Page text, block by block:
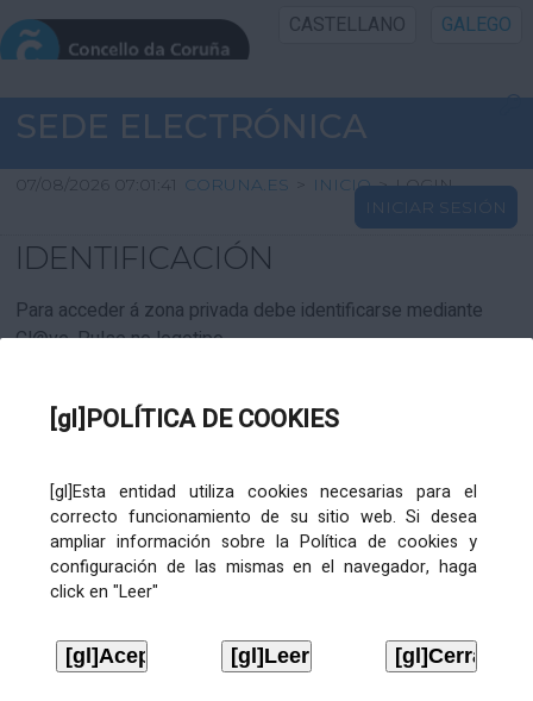
[gl]POLÍTICA DE COOKIES
[gl]Esta entidad utiliza cookies necesarias para el
correcto funcionamiento de su sitio web. Si desea
ampliar información sobre la Política de cookies y
configuración de las mismas en el navegador, haga
click en "Leer"
CASTELLANO GALEGO
INICIO SEDE
INICIO
INFORMACIÓN PÚBLICA
CARTAFOL CIDADÁN
SEDE ELECTRÓNICA
07/08/2026 07:01:41 CORUNA.ES > INICIO > LOGIN
INICIAR SESIÓN
IDENTIFICACIÓN
Para acceder á zona privada debe identificarse mediante
Cl@ve. Pulse no logotipo